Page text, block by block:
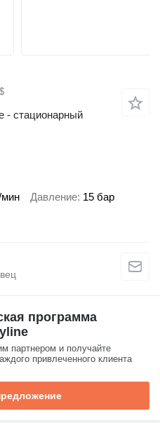
- стационарный
мин Давление 15 бар
программа
партнером и получайте
привлеченного клиента